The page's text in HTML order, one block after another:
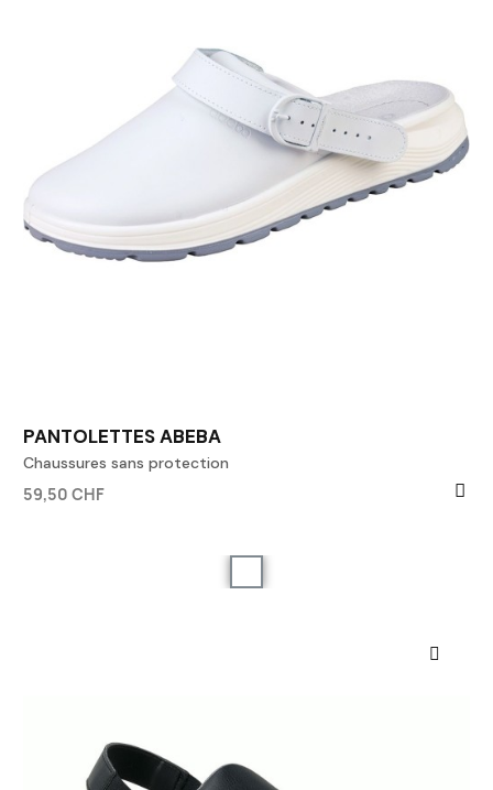
PANTOLETTES ABEBA
Chaussures sans protection
59,50 CHF